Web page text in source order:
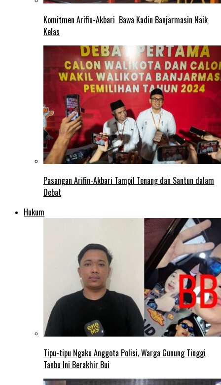
Komitmen Arifin-Akbari Bawa Kadin Banjarmasin Naik
Kelas
Pasangan Arifin-Akbari Tampil Tenang dan Santun dalam
Debat
Hukum
Tipu-tipu Ngaku Anggota Polisi, Warga Gunung Tinggi
Tanbu Ini Berakhir Bui